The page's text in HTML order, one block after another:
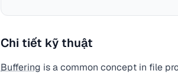
Chi tiết kỹ thuật
Buffering is a common concept in file